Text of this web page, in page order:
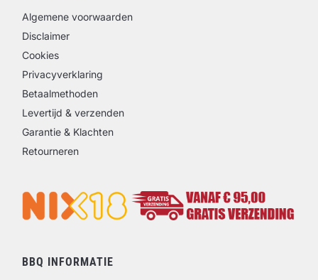
Algemene voorwaarden
Disclaimer
Cookies
Privacyverklaring
Betaalmethoden
Levertijd & verzenden
Garantie & Klachten
Retourneren
BBQ INFORMATIE